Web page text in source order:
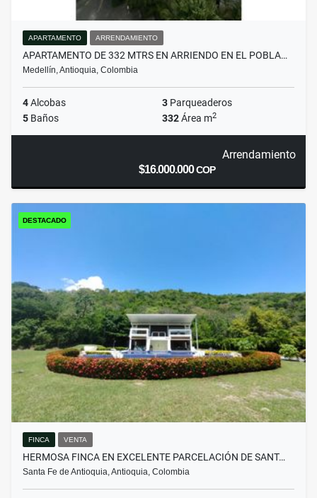
APARTAMENTO ARRENDAMIENTO
APARTAMENTO DE 332 MTRS EN ARRIENDO EN EL POBLA…
Medellín, Antioquia, Colombia
4Alcobas 3 Parqueaderos
5 Baños 332Área m2
Arrendamiento
$16.000.000COP
DESTACADO
FINCA VENTA
HERMOSA FINCA EN EXCELENTE PARCELACIÓN DE SANT…
Santa Fe de Antioquia, Antioquia, Colombia